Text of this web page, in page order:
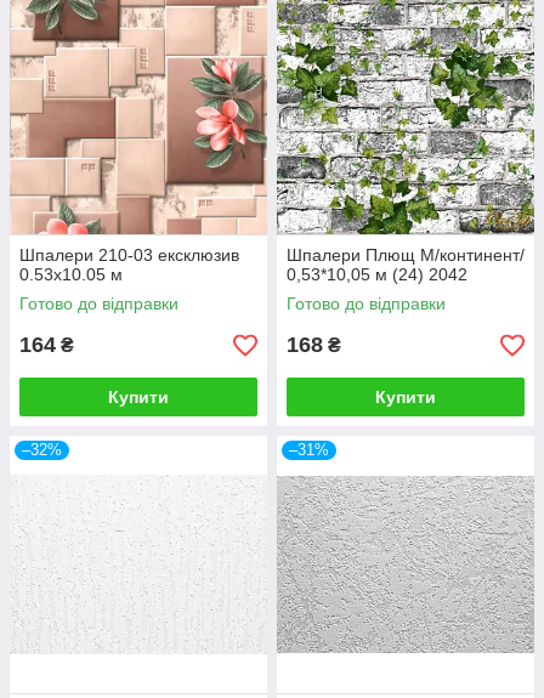
Шпалери 210-03 ексклюзив
0.53х10.05 м
Готово до відправки
164 ₴
Купити
Шпалери Плющ М/континент/
0,53*10,05 м (24) 2042
Готово до відправки
168 ₴
Купити
–32% –31%